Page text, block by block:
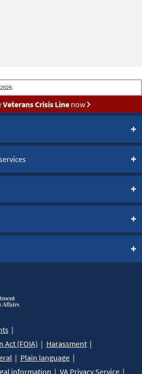
Veterans Crisis Linenow
(FOIA)
Harassment
Plain language
information
VA Privacy Service